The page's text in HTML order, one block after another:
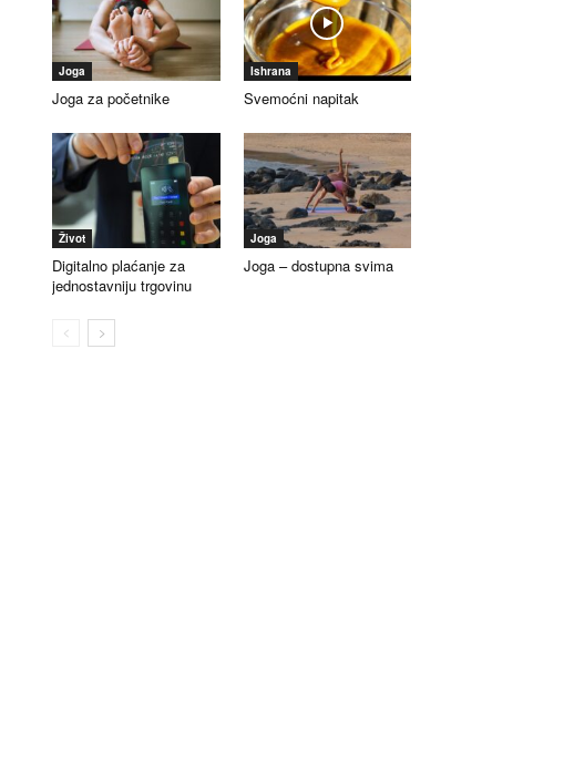
Joga
Joga za početnike
Ishrana
Svemoćni napitak
Život
Digitalno plaćanje za
jednostavniju trgovinu
Joga
Joga – dostupna svima